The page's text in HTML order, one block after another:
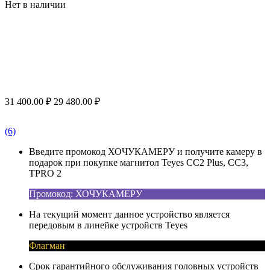
Нет в наличии
31 400.00 ₽ 29 480.00 ₽
(6)
Введите промокод ХОЧУКАМЕРУ и получите камеру в
подарок при покупке магнитол Teyes CC2 Plus, CC3,
TPRO 2
Промокод: ХОЧУКАМЕРУ
На текущий момент данное устройство является
передовым в линейке устройств Teyes
Флагман
Срок гарантийного обслуживания головных устройств